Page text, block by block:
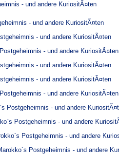
- und andere KuriositÃ¤ten
- und andere KuriositÃ¤ten
- und andere KuriositÃ¤ten
- und andere KuriositÃ¤ten
- und andere KuriositÃ¤ten
- und andere KuriositÃ¤ten
- und andere KuriositÃ¤ten
Postgeheimnis - und andere
Postgeheimnis - und andere
Postgeheimnis - und andere
Postgeheimnis - und andere